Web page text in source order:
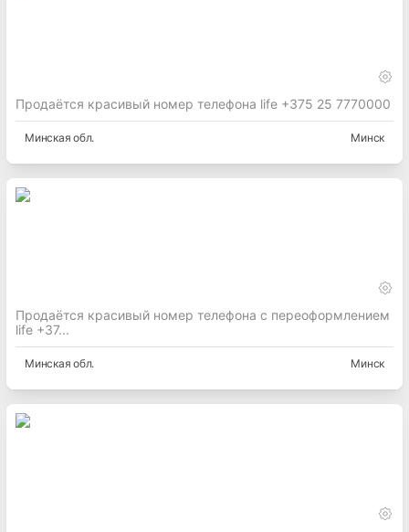
Продаётся красивый номер телефона life +375 25 7770000
Минская обл. Минск
Продаётся красивый номер телефона с переоформлением
life +37...
Минская обл. Минск